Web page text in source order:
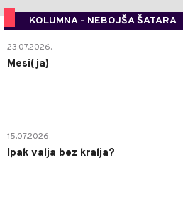
KOLUMNA - NEBOJŠA ŠATARA
23.07.2026.
Mesi(ja)
15.07.2026.
Ipak valja bez kralja?